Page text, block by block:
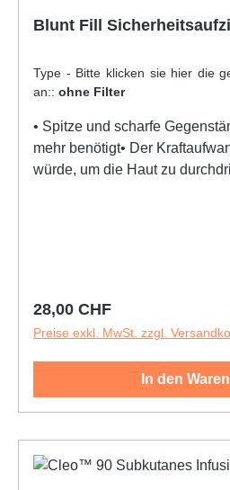
Blunt Fill
Type - Bitte klicken sie hier die
an:: ohne Filter
• Spitze und scharfe
mehr benötigt• Der
würde, um die Haut zu
aller Partikel heraus• 45°
Ausstanzungen bei
Durchdringen eines
Vergleich zu einer
Regulärer Preis:
28,00 CHF
Preise exkl. MwSt. zzgl.
In den